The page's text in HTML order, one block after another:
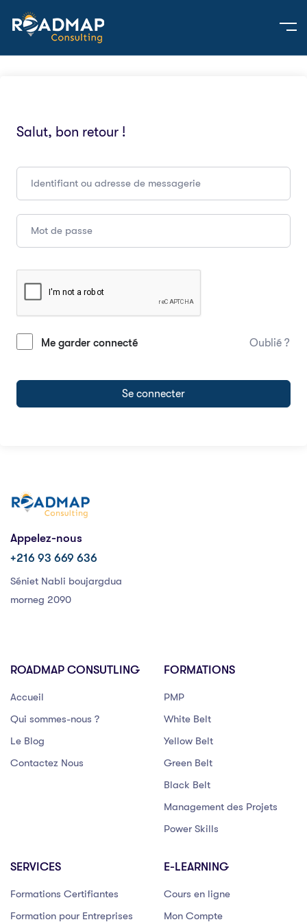
Salut, bon retour !
Me garder connecté Oublié ?
Se connecter
Appelez-nous
+216 93 669 636
Séniet Nabli boujargdua
morneg 2090
ROADMAP CONSUTLING
Accueil
Qui sommes-nous ?
Le Blog
Contactez Nous
FORMATIONS
PMP
White Belt
Yellow Belt
Green Belt
Black Belt
Management des Projets
Power Skills
SERVICES
Formations Certifiantes
Formation pour Entreprises
E-LEARNING
Cours en ligne
Mon Compte